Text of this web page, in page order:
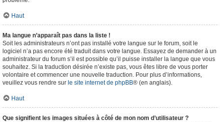
Haut
Ma langue n’apparaît pas dans la liste !
Soit les administrateurs n’ont pas installé votre langue sur le forum, soit le
logiciel n’a pas encore été traduit dans votre langue. Essayez de demander à un
administrateur du forum s’il est possible qu’il puisse installer la langue que vous
souhaitez. Si la traduction désirée n’existe pas, vous êtes libre de vous porter
volontaire et commencer une nouvelle traduction. Pour plus d’informations,
veuillez vous rendre sur le site internet de phpBB® (en anglais).
Haut
Que signifient les images situées à côté de mon nom d’utilisateur ?